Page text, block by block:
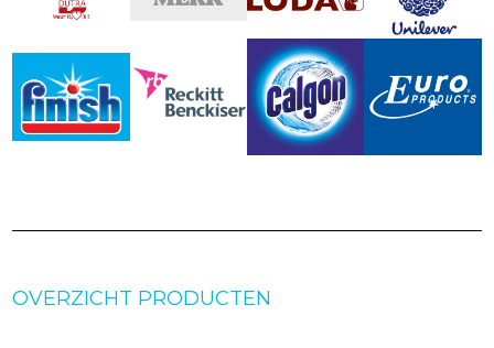
OVERZICHT PRODUCTEN